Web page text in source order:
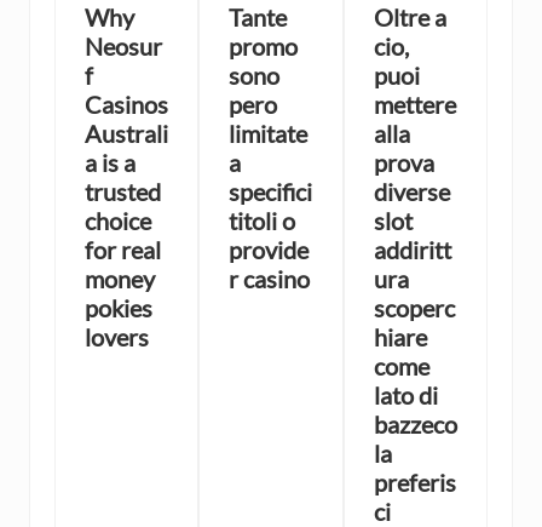
Why
Neosur
f
Casinos
Australi
a is a
trusted
choice
for real
money
pokies
lovers
Tante
promo
sono
pero
limitate
a
specifici
titoli o
provide
r casino
Oltre a
cio,
puoi
mettere
alla
prova
diverse
slot
addiritt
ura
scoperc
hiare
come
lato di
bazzeco
la
preferis
ci